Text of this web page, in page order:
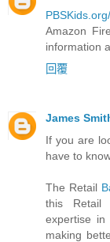
Amazon
information
回覆
James
If you are
have to
The Retail
this Retail
expertise in
making